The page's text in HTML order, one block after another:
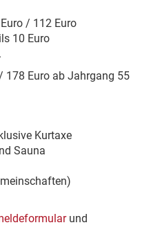
/ 112 Euro
10 Euro
178 Euro ab Jahrgang 55
Kurtaxe
Sauna
und